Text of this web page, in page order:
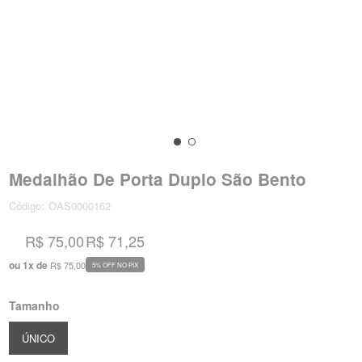
Medalhão De Porta Duplo São Bento
Código: OAS0000162
R$ 75,00
ou 1x de R$ 75,00
R$ 71,25
5% OFF NO PIX
Tamanho
ÚNICO